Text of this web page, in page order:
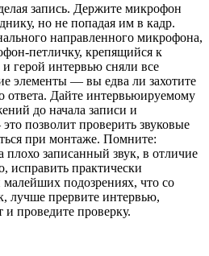
запись. Держите микрофон
но не попадая им в кадр.
направленного микрофона,
петличку, крепящийся к
герой интервью сняли все
элементы — вы едва ли захотите
ответа. Дайте интервьюируемому
до начала записи и
позволит проверить звуковые
при монтаже. Помните:
плохо записанный звук, в отличие
исправить практически
подозрениях, что со
лучше прервите интервью,
и проведите проверку.